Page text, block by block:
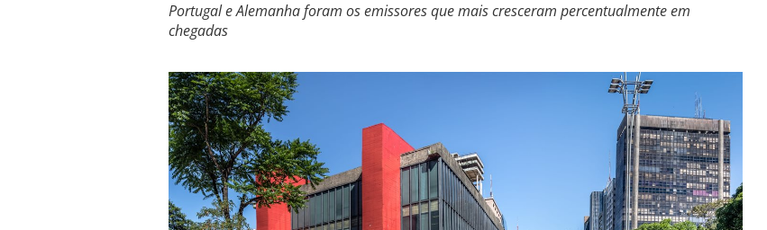
Portugal e Alemanha foram os emissores que mais cresceram percentualmente em
chegadas